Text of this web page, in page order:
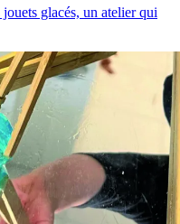
glacés, un atelier qui